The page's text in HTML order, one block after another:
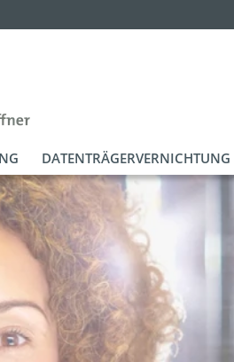
DATENTRÄGERVERNICHTUNG